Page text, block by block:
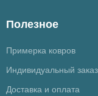
Полезное
Примерка ковров
Индивидуальный заказ
Доставка и оплата